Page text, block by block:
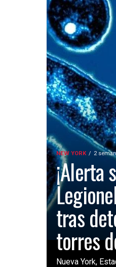
NEW YORK 2
¡Alerta
tras
torres
Nueva York,